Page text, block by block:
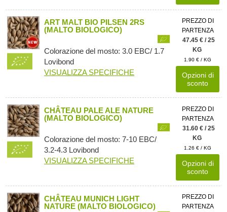
ART MALT BIO PILSEN 2RS
(MALTO BIOLOGICO)
Colorazione del mosto: 3.0 EBC/ 1.7
Lovibond
VISUALIZZA SPECIFICHE
PREZZO DI
PARTENZA
47.45 € / 25
KG
1.90 € / KG
Opzioni di
sconto
CHÂTEAU PALE ALE NATURE
(MALTO BIOLOGICO)
Colorazione del mosto: 7-10 EBC/
3.2-4.3 Lovibond
VISUALIZZA SPECIFICHE
PREZZO DI
PARTENZA
31.60 € / 25
KG
1.26 € / KG
Opzioni di
sconto
CHÂTEAU MUNICH LIGHT
NATURE (MALTO BIOLOGICO)
PREZZO DI
PARTENZA